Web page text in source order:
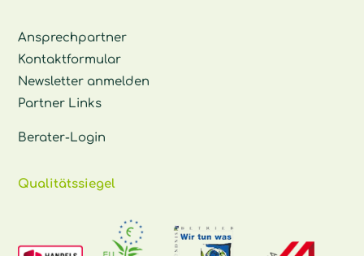
Ansprechpartner
Kontaktformular
Newsletter anmelden
Partner Links
Berater-Login
Qualitätssiegel